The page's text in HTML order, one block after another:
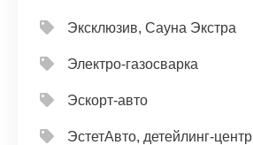
Эксклюзив, Сауна Экстра
Электро-газосварка
Эскорт-авто
ЭстетАвто, детейлинг-центр